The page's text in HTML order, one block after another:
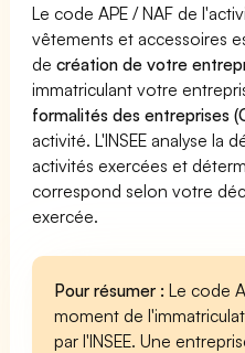
Le code APE / NAF de
vêtements et accessoires
decréation de votre
immatriculant votre
formalités des entreprises
activité. L'INSEE analyse la
activités exercées et
correspond selon votre
exercée.
Pour résumer : Le code
moment de
par l'INSEE. Une